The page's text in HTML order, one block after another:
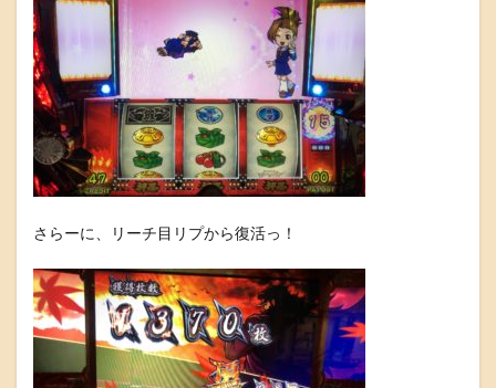
さらーに、リーチ目リプから復活っ！